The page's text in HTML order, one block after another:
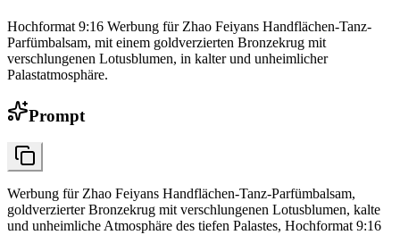
Hochformat 9:16 Werbung für Zhao Feiyans Handflächen-Tanz-
Parfümbalsam, mit einem goldverzierten Bronzekrug mit
verschlungenen Lotusblumen, in kalter und unheimlicher
Palastatmosphäre.
Prompt
Werbung für Zhao Feiyans Handflächen-Tanz-Parfümbalsam,
goldverzierter Bronzekrug mit verschlungenen Lotusblumen, kalte
und unheimliche Atmosphäre des tiefen Palastes, Hochformat 9:16